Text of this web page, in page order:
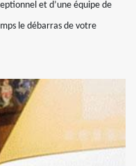
et d’une équipe de
le débarras de votre